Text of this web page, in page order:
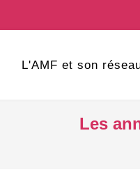
L'AMF et son
Les